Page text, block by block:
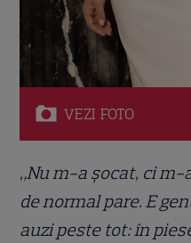
VEZI FOTO
„Nu m-a șocat, ci
de normal pare. E
auzi peste tot: în